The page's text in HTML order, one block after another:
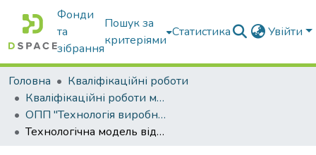
Фонди
та
зібрання
Пошук за
критеріями
Статистика Увійти
Головна
Кваліфікаційні роботи
Кваліфікаційні роботи магістрів
ОПП "Технологія виробництва і переробки продукції тваринництва"
Технологічна модель відгодівлі молодняку великої рогатої худоби